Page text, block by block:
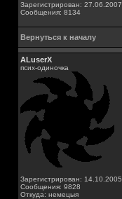
Зарегистрирован: 27.06.2007
Сообщения: 8134
Вернуться к началу
ALuserX
псих-одиночка
Зарегистрирован: 14.10.2005
Сообщения: 9828
Откуда: немецыя